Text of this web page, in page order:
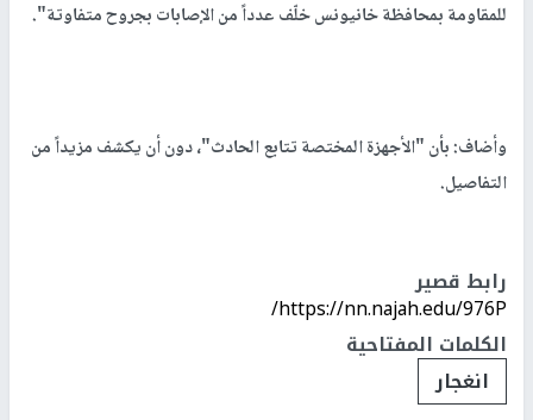
للمقاومة بمحافظة خانيونس خلّف عدداً من الإصابات بجروح متفاوتة".
وأضاف: بأن "الأجهزة المختصة تتابع الحادث"، دون أن يكشف مزيداً من
التفاصيل.
رابط قصير
https://nn.najah.edu/976P/
الكلمات المفتاحية
انغجار